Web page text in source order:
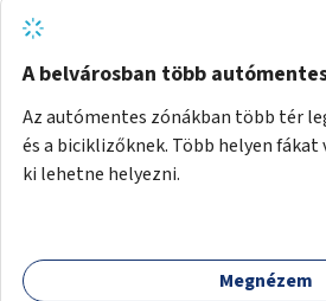
útig, majd a Városliget belváros felé
Mihály útról kapcsolatot kell
felé.
A belvárosban több
Az autómentes zónákban több tér
és a biciklizőknek. Több helyen fákat
ki lehetne helyezni.
Megnézem